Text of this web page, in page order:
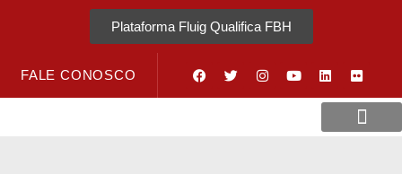
Plataforma Fluig Qualifica FBH
FALE CONOSCO